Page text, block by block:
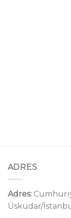
ADRES
Adres:
Üsküdar/